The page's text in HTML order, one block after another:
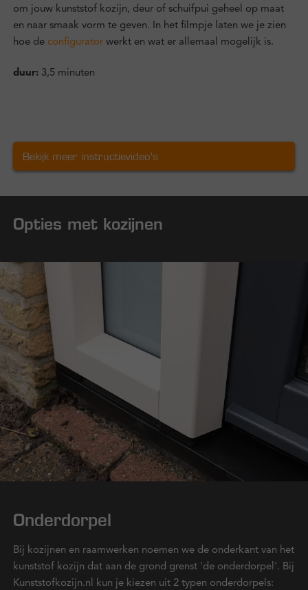
om jouw kunststof kozijn, deur of schuifpui geheel op maat
en naar smaak vorm te geven. In het filmpje laten we je zien
hoe de configuratorwerkt en wat er allemaal mogelijk is.
duur:3,5 minuten
Bekijk meer instructievideo's
Opties met kozijnen
Onderdorpel
Bij kozijnen en raamwerken noemen we de onderkant van het
kunststof kozijn dat aan de grond grenst 'de onderdorpel'. Bij
Kunststofkozijn.nl kun je kiezen uit 2 typen onderdorpels: